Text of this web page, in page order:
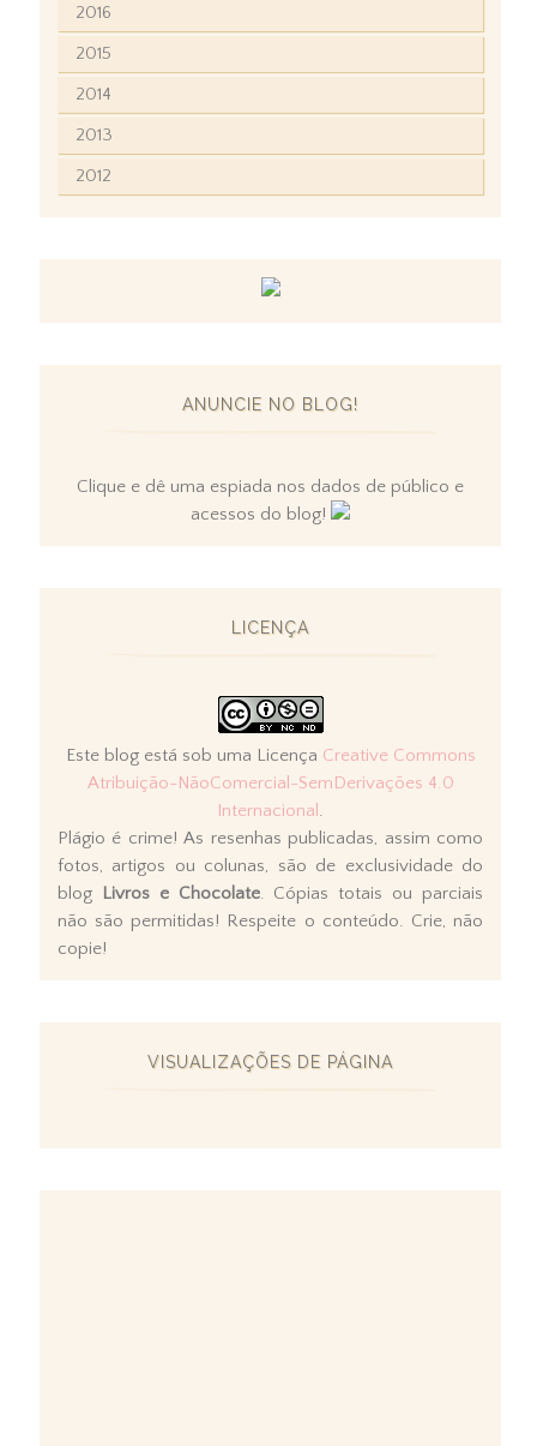
2016
2015
2014
2013
2012
ANUNCIE NO BLOG!
Clique e dê uma espiada nos dados de público e
acessos do blog!
LICENÇA
Este blog está sob uma Licença Creative Commons
Atribuição-NãoComercial-SemDerivações 4.0
Internacional .
Plágio é crime! As resenhas publicadas, assim como
fotos, artigos ou colunas, são de exclusividade do
blog Livros e Chocolate. Cópias totais ou parciais
não são permitidas! Respeite o conteúdo. Crie, não
copie!
VISUALIZAÇÕES DE PÁGINA